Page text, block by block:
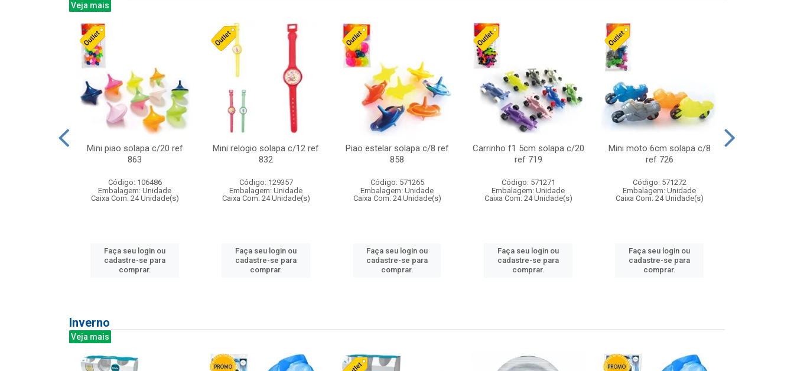
Veja mais
Mini piao solapa c/20 ref
863
Código: 106486
Embalagem: Unidade
Caixa Com: 24 Unidade(s)
Faça seu login ou
cadastre-se para
comprar.
Mini relogio solapa c/12 ref
832
Código: 129357
Embalagem: Unidade
Caixa Com: 24 Unidade(s)
Faça seu login ou
cadastre-se para
comprar.
Piao estelar solapa c/8 ref
858
Código: 571265
Embalagem: Unidade
Caixa Com: 24 Unidade(s)
Faça seu login ou
cadastre-se para
comprar.
Carrinho f1 5cm solapa c/20
ref 719
Código: 571271
Embalagem: Unidade
Caixa Com: 24 Unidade(s)
Faça seu login ou
cadastre-se para
comprar.
Mini moto 6cm solapa c/8
ref 726
Código: 571272
Embalagem: Unidade
Caixa Com: 24 Unidade(s)
Faça seu login ou
cadastre-se para
comprar.
Inverno
Veja mais